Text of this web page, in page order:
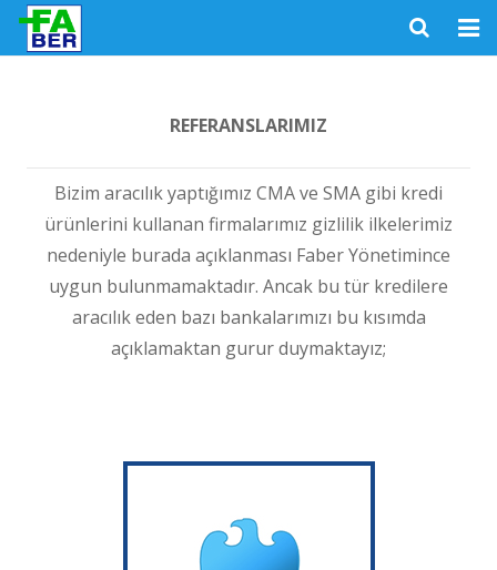
Hizmetler
Referanslar
Foto Galeri
REFERANSLARIMIZ
Bizim aracılık yaptığımız CMA ve SMA gibi kredi
ürünlerini kullanan firmalarımız gizlilik ilkelerimiz
nedeniyle burada açıklanması Faber Yönetimince
uygun bulunmamaktadır. Ancak bu tür kredilere
aracılık eden bazı bankalarımızı bu kısımda
açıklamaktan gurur duymaktayız;